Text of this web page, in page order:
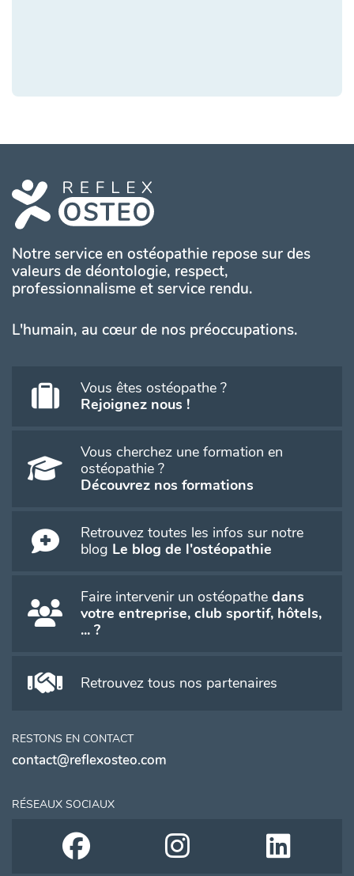
Notre service en ostéopathie repose sur des
valeurs de déontologie, respect,
professionnalisme et service rendu.
L'humain, au cœur de nos préoccupations.
Vous êtes ostéopathe ?
Rejoignez nous !
Vous cherchez une formation en
ostéopathie ?
Découvrez nos formations
Retrouvez toutes les infos sur notre
blog Le blog de l'ostéopathie
Faire intervenir un ostéopathe dans
votre entreprise, club sportif, hôtels,
... ?
Retrouvez tous nos partenaires
RESTONS EN CONTACT
contact@reflexosteo.com
RÉSEAUX SOCIAUX